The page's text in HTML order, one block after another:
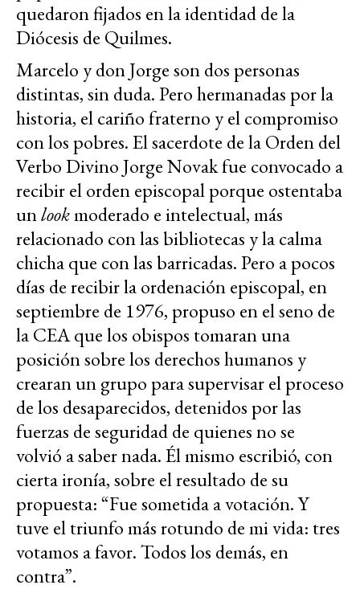
quedaron fijados en la identidad de la
Diócesis de Quilmes.
Marcelo y don Jorge son dos personas
distintas, sin duda. Pero hermanadas por la
historia, el cariño fraterno y el compromiso
con los pobres. El sacerdote de la Orden del
Verbo Divino Jorge Novak fue convocado a
recibir el orden episcopal porque ostentaba
unlookmoderado e intelectual, más
relacionado con las bibliotecas y la calma
chicha que con las barricadas. Pero a pocos
días de recibir la ordenación episcopal, en
septiembre de 1976, propuso en el seno de
la CEA que los obispos tomaran una
posición sobre los derechos humanos y
crearan un grupo para supervisar el proceso
de los desaparecidos, detenidos por las
fuerzas de seguridad de quienes no se
volvió a saber nada. Él mismo escribió, con
cierta ironía, sobre el resultado de su
propuesta: “Fue sometida a votación. Y
tuve el triunfo más rotundo de mi vida: tres
votamos a favor. Todos los demás, en
contra”.